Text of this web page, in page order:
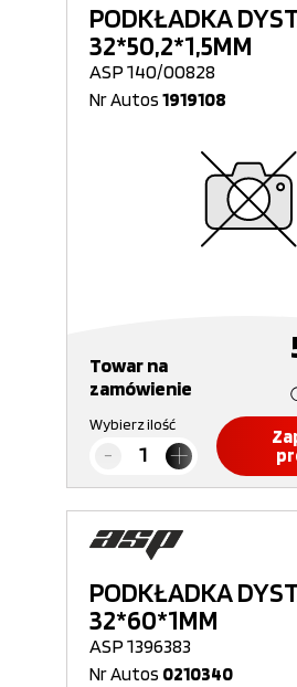
PODKŁADKA
32*50,2*1,5MM
ASP 140/00828
Nr Autos 1919108
Towar na
zamówienie
Wybierz ilość
PODKŁADKA
32*60*1MM
ASP 1396383
Nr Autos 0210340